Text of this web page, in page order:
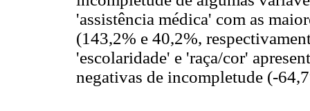
'assistência médica' com as
(143,2% e 40,2%,
'escolaridade' e 'raça/cor'
negativas de incompletude (-